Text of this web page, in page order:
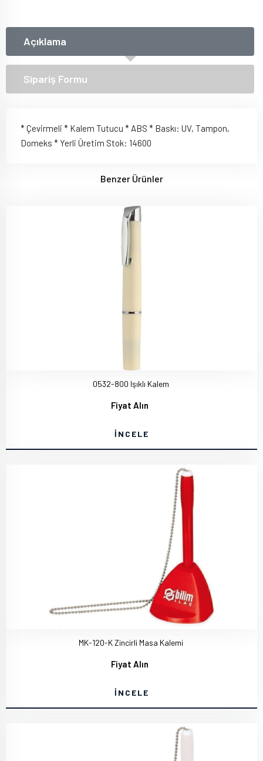
Açıklama
Sipariş Formu
* Çevirmeli * Kalem Tutucu * ABS * Baskı: UV, Tampon,
Domeks * Yerli Üretim Stok: 14600
Benzer Ürünler
0532-800 Işıklı Kalem
Fiyat Alın
İNCELE
MK-120-K Zincirli Masa Kalemi
Fiyat Alın
İNCELE